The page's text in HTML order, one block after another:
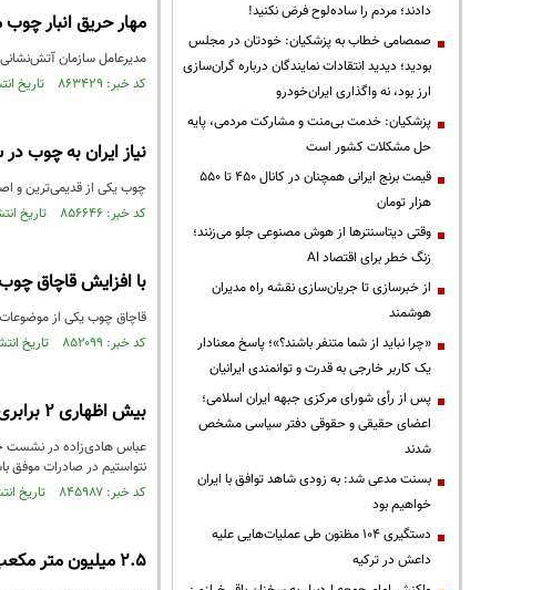
مهار حریق انبار چوب مشهد با
مدیرعامل سازمان آتش‌نشانی
کد خبر: ۸۶۳۴۲۹ تاریخ انتشار : ۱۴۰۳/۱۱/۰۵
نیاز ایران به چوب
چوب یکی از قدیمی‌ترین و
کد خبر: ۸۵۶۶۴۶ تاریخ انتشار : ۱۴۰۳/۰۸/۰۳
با افزایش قاچاق
قاچاق چوب یکی از
کد خبر: ۸۵۲۰۹۹ تاریخ انتشار : ۱۴۰۳/۰۵/۳۰
بیش اظهاری ۲ برابری در واردات چوب برای دریافت ارز نیمایی
نتواستیم در صادرات موفق
کد خبر: ۸۴۵۹۸۷ تاریخ انتشار : ۱۴۰۳/۰۲/۲۲
۲.۵ میلیون متر مکعب چوب از طریق زراعت تأمین می‌شود
دادند؛ مردم را ساده‌لوح فرض نکنید!
صمصامی خطاب به پزشکیان: خودتان در مجلس
بودید؛ دیدید انتقادات نمایندگان درباره گران‌سازی
ارز بود، نه واگذاری ایران‌خودرو
پزشکیان: خدمت بی‌منت و مشارکت مردمی، پایه
حل مشکلات کشور است
قیمت‌ برنج ایرانی همچنان در کانال ۴۵۰ تا ۵۵۰
هزار تومان
وقتی دیتاسنترها از هوش مصنوعی جلو می‌زنند؛
زنگ خطر برای اقتصاد AI
از خبرسازی تا جریان‌سازی نقشه راه مدیران
هوشمند
«چرا نباید از شما متنفر باشند؟»؛ پاسخ معنادار
یک کاربر خارجی به قدرت و توانمندی ایرانیان
پس از رأی شورای مرکزی جبهه ایران اسلامی؛
اعضای حقیقی و حقوقی دفتر سیاسی مشخص
شدند
بسنت مدعی شد: به زودی شاهد توافق با ایران
خواهیم بود
دستگیری ۱۰۴ مظنون طی عملیات‌هایی علیه
داعش در ترکیه